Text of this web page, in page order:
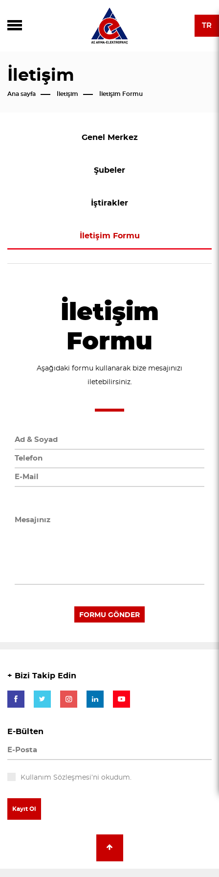
TR
İletişim
Ana sayfa İletişim İletişim Formu
Genel Merkez
Şubeler
İştirakler
İletişim Formu
İletişim
Formu
Aşağıdaki formu kullanarak bize mesajınızı
iletebilirsiniz.
FORMU GÖNDER
+ Bizi Takip Edin
E-Bülten
Kullanım Sözleşmesi’ni okudum.
Kayıt Ol